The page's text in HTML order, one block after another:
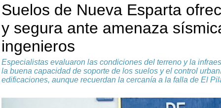
Suelos de Nueva Esparta
y segura ante amenaza
ingenieros
Especialistas evaluaron las condiciones del terreno y la
la buena capacidad de soporte de los suelos y el control
edificaciones, aunque recuerdan la cercanía a la falla de El